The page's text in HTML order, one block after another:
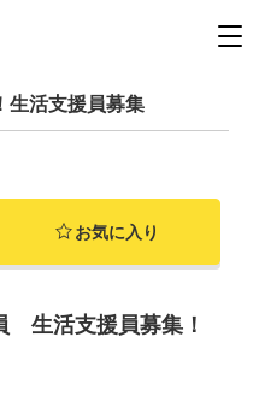
生活支援員募集
お気に入り
生活支援員募集！